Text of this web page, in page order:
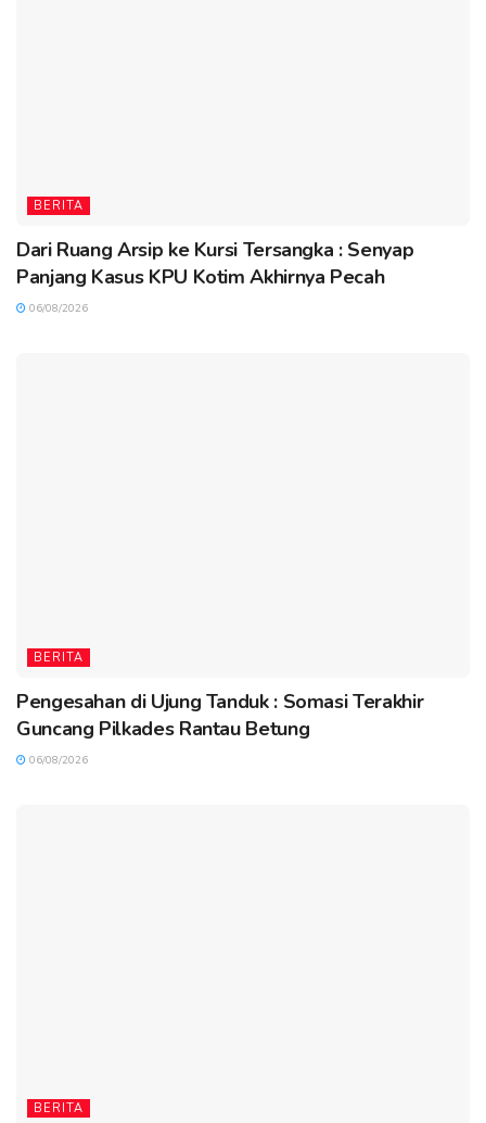
BERITA
Dari Ruang Arsip ke Kursi Tersangka : Senyap
Panjang Kasus KPU Kotim Akhirnya Pecah
06/08/2026
BERITA
Pengesahan di Ujung Tanduk : Somasi Terakhir
Guncang Pilkades Rantau Betung
06/08/2026
BERITA